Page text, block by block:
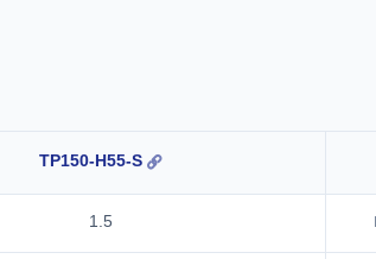
TP150-H55-S
1.5